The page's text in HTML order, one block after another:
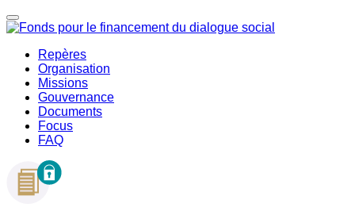
Repères
Organisation
Missions
Gouvernance
Documents
Focus
FAQ